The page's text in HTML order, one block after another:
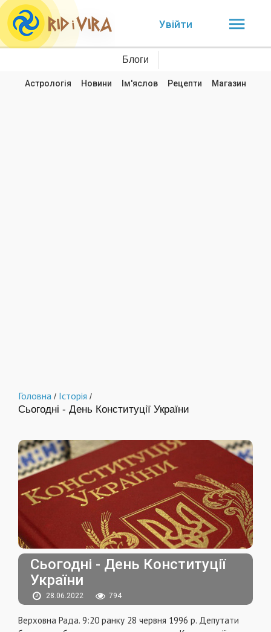
Увійти
Блоги
Астрологія Новини Ім'яслов Рецепти Магазин
Головна / Історія /
Сьогодні - День Конституції України
Сьогодні - День Конституції
України
28.06.2022 794
Верховна Рада. 9:20 ранку 28 червня 1996 р. Депутати